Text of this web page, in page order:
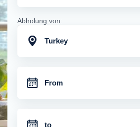
Abholung von:
Turkey